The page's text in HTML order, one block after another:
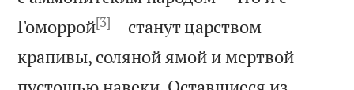
Гоморрой[3] – станут царством
крапивы, соляной ямой и мертвой